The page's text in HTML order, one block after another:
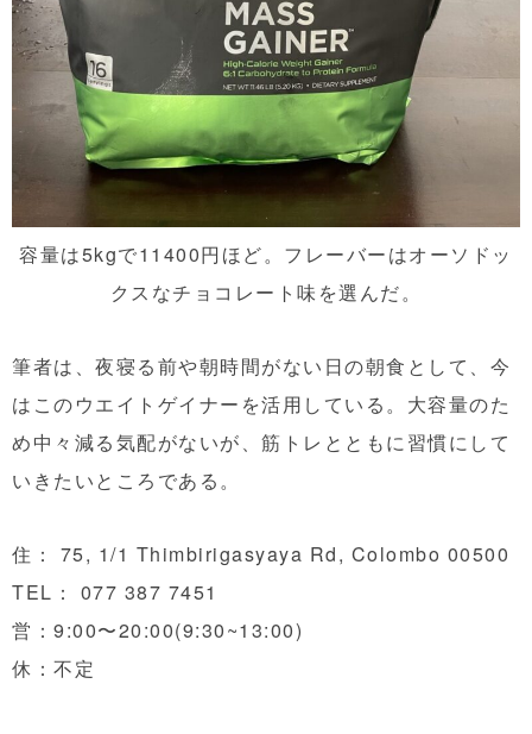
容量は5kgで11400円ほど。フレーバーはオーソドッ
クスなチョコレート味を選んだ。
筆者は、夜寝る前や朝時間がない日の朝食として、今
はこのウエイトゲイナーを活用している。大容量のた
め中々減る気配がないが、筋トレとともに習慣にして
いきたいところである。
住：
75, 1/1 Thimbirigasyaya Rd, Colombo 00500
TEL：
077 387 7451
営：9:00〜20:00(9:30~13:00)
休：不定